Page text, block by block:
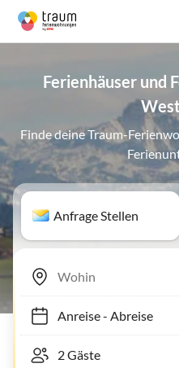
Ferienhäuser und
Finde deine Traum-
Anfrage Stellen
Anreise- Abreise